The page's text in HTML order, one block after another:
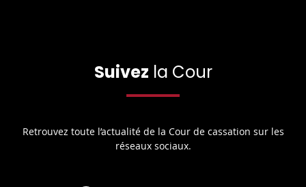
Suivez la Cour
Retrouvez toute l’actualité de la Cour de cassation sur les
réseaux sociaux.